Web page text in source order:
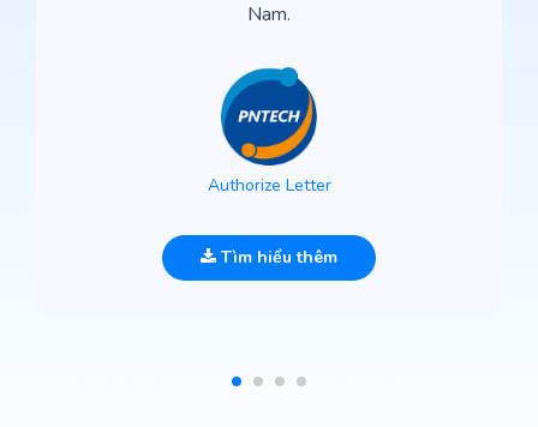
Nam.
Authorize Letter
Tìm hiểu thêm